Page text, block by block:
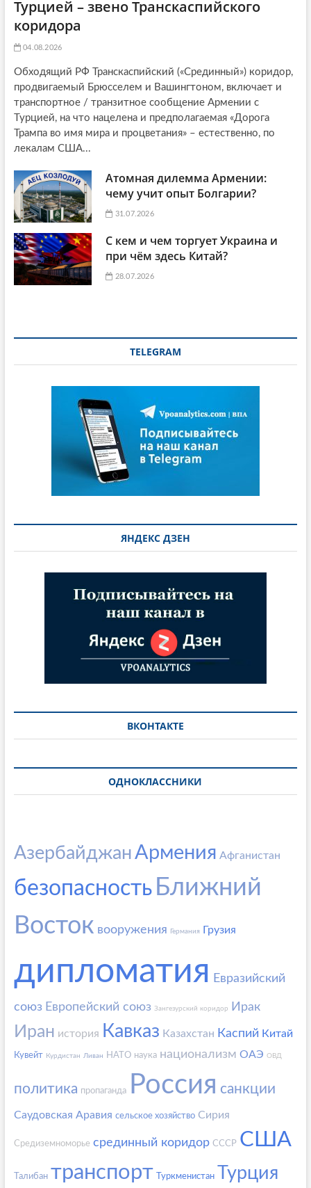
Турцией – звено Транскаспийского
коридора
04.08.2026
Обходящий РФ Транскаспийский («Срединный») коридор,
продвигаемый Брюсселем и Вашингтоном, включает и
транспортное / транзитное сообщение Армении с
Турцией, на что нацелена и предполагаемая «Дорога
Трампа во имя мира и процветания» – естественно, по
лекалам США...
Атомная дилемма Армении:
чему учит опыт Болгарии?
31.07.2026
С кем и чем торгует Украина и
при чём здесь Китай?
28.07.2026
TELEGRAM
ЯНДЕКС ДЗЕН
ВКОНТАКТЕ
ОДНОКЛАССНИКИ
АзербайджанАрмения Афганистан
безопасность Ближний
Восток вооружения Германия Грузия
дипломатия Евразийский
союз Европейский союз Зангезурский коридор Ирак
Иран история Кавказ Казахстан Каспий Китай
Кувейт Курдистан Ливан НАТО наука национализм ОАЭ ОВД
политика пропаганда Россия санкции
Саудовская Аравия сельское хозяйство Сирия
Средиземноморье срединный коридор СССР США
Талибан транспорт Туркменистан Турция